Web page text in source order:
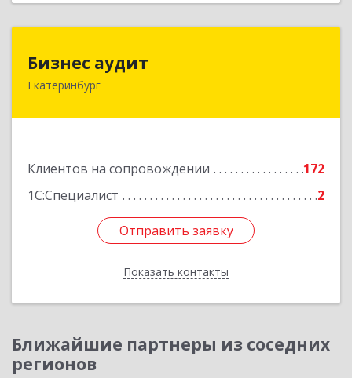
Бизнес аудит
Екатеринбург
Клиентов на сопровождении
172
1С:Специалист
2
Отправить заявку
Показать контакты
620062, Свердловская обл, Екатеринбург г,
Отправить заявку
Назад
Ближайшие партнеры из соседних
регионов